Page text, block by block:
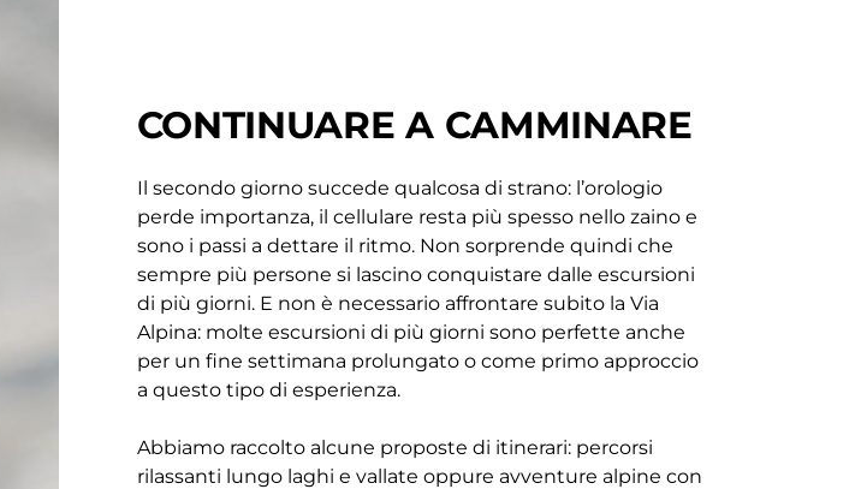
CONTINUARE A CAMMINARE
Il secondo giorno succede qualcosa di strano: l’orologio
perde importanza, il cellulare resta più spesso nello zaino e
sono i passi a dettare il ritmo. Non sorprende quindi che
sempre più persone si lascino conquistare dalle escursioni
di più giorni. E non è necessario affrontare subito la Via
Alpina: molte escursioni di più giorni sono perfette anche
per un fine settimana prolungato o come primo approccio
a questo tipo di esperienza.
Abbiamo raccolto alcune proposte di itinerari: percorsi
rilassanti lungo laghi e vallate oppure avventure alpine con